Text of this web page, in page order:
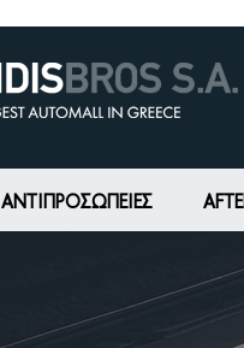
ΑΝΤΙΠΡΟΣΩΠΕΙΕΣ